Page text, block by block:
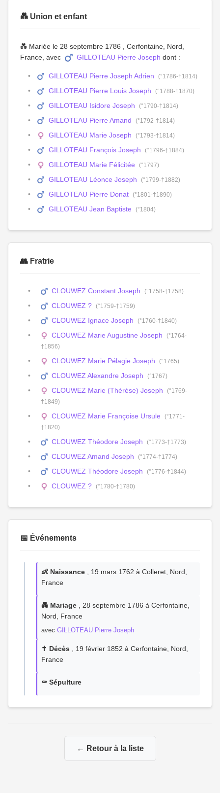
💑 Union et enfant
💑 Mariée le 28 septembre 1786 , Cerfontaine, Nord,
France, avec
GILLOTEAU Pierre Joseph dont :
GILLOTEAU Pierre Joseph Adrien (°1786-†1814)
GILLOTEAU Pierre Louis Joseph (°1788-†1870)
GILLOTEAU Isidore Joseph (°1790-†1814)
GILLOTEAU Pierre Amand (°1792-†1814)
GILLOTEAU Marie Joseph (°1793-†1814)
GILLOTEAU François Joseph (°1796-†1884)
GILLOTEAU Marie Félicitée (°1797)
GILLOTEAU Léonce Joseph (°1799-†1882)
GILLOTEAU Pierre Donat (°1801-†1890)
GILLOTEAU Jean Baptiste (°1804)
👥 Fratrie
CLOUWEZ Constant Joseph (°1758-†1758)
CLOUWEZ ? (°1759-†1759)
CLOUWEZ Ignace Joseph (°1760-†1840)
CLOUWEZ Marie Augustine Joseph
(°1764-
†1856)
CLOUWEZ Marie Pélagie Joseph (°1765)
CLOUWEZ Alexandre Joseph (°1767)
CLOUWEZ Marie (Thérèse) Joseph
(°1769-
†1849)
CLOUWEZ Marie Françoise Ursule
(°1771-
†1820)
CLOUWEZ Théodore Joseph (°1773-†1773)
CLOUWEZ Amand Joseph (°1774-†1774)
CLOUWEZ Théodore Joseph (°1776-†1844)
CLOUWEZ ? (°1780-†1780)
📅 Événements
👶 Naissance , 19 mars 1762 à Colleret, Nord,
France
💑 Mariage , 28 septembre 1786 à Cerfontaine,
Nord, France
avec GILLOTEAU Pierre Joseph
✝️ Décès , 19 février 1852 à Cerfontaine, Nord,
France
⚰️ Sépulture
← Retour à la liste